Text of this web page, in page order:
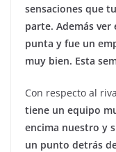
sensaciones que
parte. Además
punta y fue un
muy bien. Esta
Con respecto al
tiene un equipo
encima nuestro y
un punto detrás